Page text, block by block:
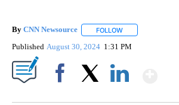
By CNN Newsource FOLLOW
Published August 30, 2024 1:31 PM